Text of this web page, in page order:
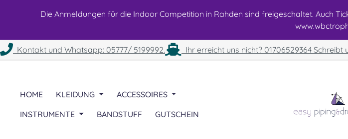
Hauptinhalt springen
Zur Suche springen
Zur Hauptnavigation springen
Die Anmeldungen für die Indoor Competition in Rahden sind freigeschaltet. Auch
Kontakt und Whatsapp: 05777/ 5199992. Ihr erreicht uns nicht? 01706529364
HOME KLEIDUNG
ACCESSOIRES
INSTRUMENTE
BANDSTUFF GUTSCHEIN